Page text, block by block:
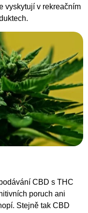
vyskytují v rekreačním
CBD s THC
poruch ani
Stejně tak CBD